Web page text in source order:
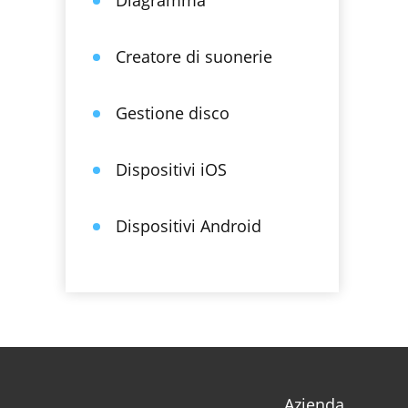
Creatore di suonerie
Gestione disco
Dispositivi iOS
Dispositivi Android